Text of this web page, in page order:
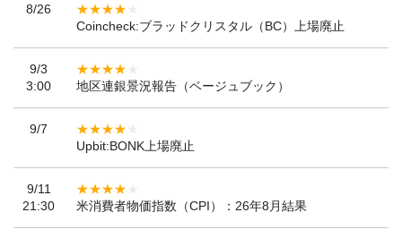
8/26
Coincheck:ブラッドクリスタル（BC）上場廃止
9/3
3:00
地区連銀景況報告（ベージュブック）
9/7
Upbit:BONK上場廃止
9/11
21:30
米消費者物価指数（CPI）：26年8月結果